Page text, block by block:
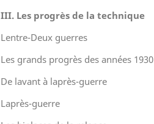
III. Les progrès de la technique
Lentre-Deux guerres
Les grands progrès des années 1930
De lavant à laprès-guerre
Laprès-guerre